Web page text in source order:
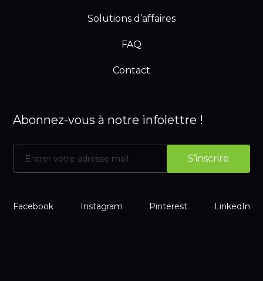
Solutions d’affaires
FAQ
Contact
Abonnez-vous à notre infolettre !
Facebook Instagram Pinterest LinkedIn